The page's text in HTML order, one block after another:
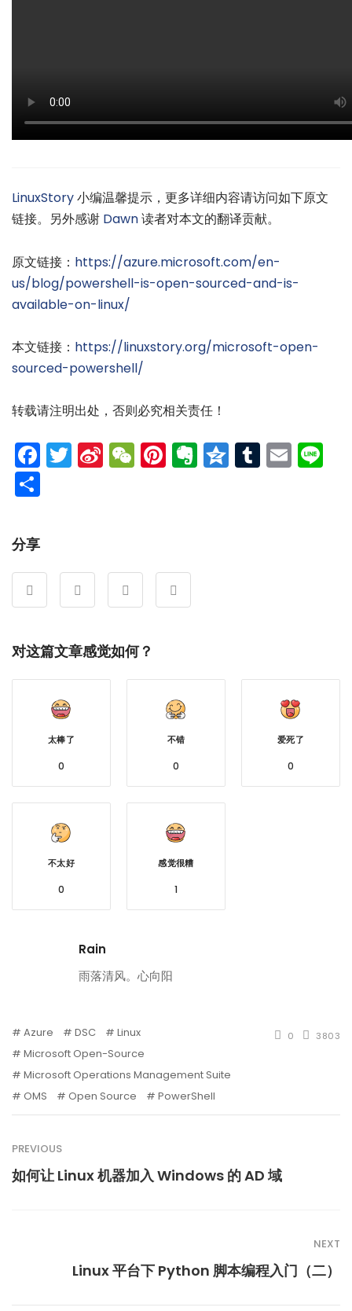
LinuxStory小编温馨提示，更多详细内容请访问如下原文
链接。另外感谢 Dawn读者对本文的翻译贡献。
原文链接： https://azure.microsoft.com/en-
us/blog/powershell-is-open-sourced-and-is-
available-on-linux/
本文链接： https://linuxstory.org/microsoft-open-
sourced-powershell/
转载请注明出处，否则必究相关责任！
Facebook
Twitter
Sina
Weibo
WeChat
Pinterest
Evernote
Qzone
Tumblr
分享
对这篇文章感觉如何？
太棒了
0
不错
0
爱死了
0
不太好
0
感觉很糟
1
Rain
雨落清风。心向阳
Azure DSC
Linux
Microsoft Open-Source
Microsoft Operations Management Suite
OMS
Open Source PowerShell
0 3803
PREVIOUS
如何让 Linux 机器加入 Windows 的 AD 域
NEXT
Linux 平台下 Python 脚本编程入门（二）